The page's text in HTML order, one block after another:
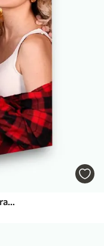
Naeratus, välguga pildistamine ja pildiraam